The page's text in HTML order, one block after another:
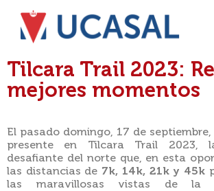
Tilcara Trail 2023:
mejores momentos
El pasado domingo, 17 de
presente en Tilcara Trail 2023,
desafiante del norte que, en esta
las distancias de 7k, 14k, 21k y 45k
las maravillosas vistas de la